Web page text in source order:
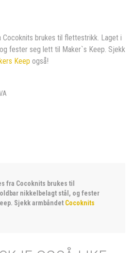
Cocoknits brukes til flettestrikk. Laget i
fester seg lett til Maker`s Keep. Sjekk
Keep også!
fra Cocoknits brukes til
nikkelbelagt stål, og fester
Sjekk armbåndet Cocoknits